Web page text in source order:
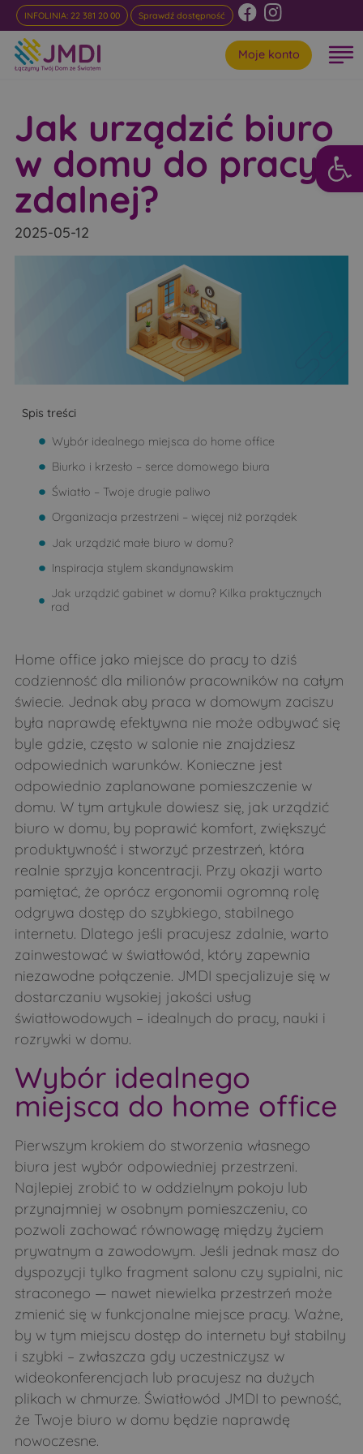
INFOLINIA: 22 381 20 00 Sprawdź dostępność
Moje konto
Jak urządzić biuro
w domu do pracy
zdalnej?
2025-05-12
Spis treści
Wybór idealnego miejsca do home office
Biurko i krzesło – serce domowego biura
Światło – Twoje drugie paliwo
Organizacja przestrzeni – więcej niż porządek
Jak urządzić małe biuro w domu?
Inspiracja stylem skandynawskim
Jak urządzić gabinet w domu? Kilka praktycznych
rad
Home office jako miejsce do pracy to dziś
codzienność dla milionów pracowników na całym
świecie. Jednak aby praca w domowym zaciszu
była naprawdę efektywna nie może odbywać się
byle gdzie, często w salonie nie znajdziesz
odpowiednich warunków. Konieczne jest
odpowiednio zaplanowane pomieszczenie w
domu. W tym artykule dowiesz się, jak urządzić
biuro w domu, by poprawić komfort, zwiększyć
produktywność i stworzyć przestrzeń, która
realnie sprzyja koncentracji. Przy okazji warto
pamiętać, że oprócz ergonomii ogromną rolę
odgrywa dostęp do szybkiego, stabilnego
internetu. Dlatego jeśli pracujesz zdalnie, warto
zainwestować w światłowód, który zapewnia
niezawodne połączenie. JMDI specjalizuje się w
dostarczaniu wysokiej jakości usług
światłowodowych – idealnych do pracy, nauki i
rozrywki w domu.
Wybór idealnego
miejsca do home office
Pierwszym krokiem do stworzenia własnego
biura jest wybór odpowiedniej przestrzeni.
Najlepiej zrobić to w oddzielnym pokoju lub
przynajmniej w osobnym pomieszczeniu, co
pozwoli zachować równowagę między życiem
prywatnym a zawodowym. Jeśli jednak masz do
dyspozycji tylko fragment salonu czy sypialni, nic
straconego — nawet niewielka przestrzeń może
zmienić się w funkcjonalne miejsce pracy. Ważne,
by w tym miejscu dostęp do internetu był stabilny
i szybki – zwłaszcza gdy uczestniczysz w
wideokonferencjach lub pracujesz na dużych
plikach w chmurze. Światłowód JMDI to pewność,
że Twoje biuro w domu będzie naprawdę
nowoczesne.